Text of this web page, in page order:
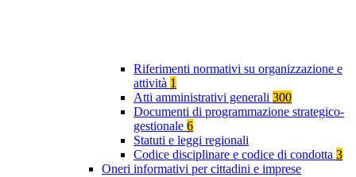
Riferimenti normativi su organizzazione e
attività 1
Atti amministrativi generali 300
Documenti di programmazione strategico-
gestionale 6
Statuti e leggi regionali
Codice disciplinare e codice di condotta 3
Oneri informativi per cittadini e imprese